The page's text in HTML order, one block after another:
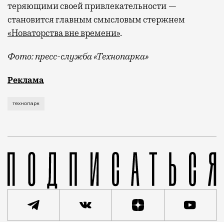
теряющими своей привлекательности —
становится главным смысловым стержнем
«Новаторства вне времени».
Фото: пресс-служба «Технопарка»
Рекламные кампании техники редко выходят за
Реклама
технопарк